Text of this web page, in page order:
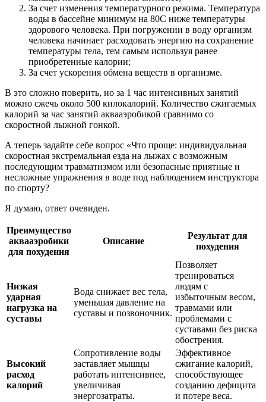
За счет изменения температурного режима. Температура
воды в бассейне минимум на 80С ниже температуры
здорового человека. При погружении в воду организм
человека начинает расходовать энергию на сохранение
температуры тела, тем самым используя ранее
приобретенные калории;
За счет ускорения обмена веществ в организме.
В это сложно поверить, но за 1 час интенсивных занятий
можно сжечь около 500 килокалорий. Количество сжигаемых
калорий за час занятий аквааэробикой сравнимо со
скоростной лыжной гонкой.
А теперь задайте себе вопрос «Что проще: индивидуальная
скоростная экстремальная езда на лыжах с возможным
последующим травматизмом или безопасные приятные и
несложные упражнения в воде под наблюдением инструктора
по спорту?
Я думаю, ответ очевиден.
Преимущество
аквааэробики
для похудения
Описание
Результат для
похудения
Низкая
ударная
нагрузка на
суставы
Вода снижает вес тела,
уменьшая давление на
суставы и позвоночник.
Позволяет
тренироваться
людям с
избыточным весом,
травмами или
проблемами с
суставами без риска
обострения.
Высокий
расход
калорий
Сопротивление воды
заставляет мышцы
работать интенсивнее,
увеличивая
энергозатраты.
Эффективное
сжигание калорий,
способствующее
созданию дефицита
и потере веса.